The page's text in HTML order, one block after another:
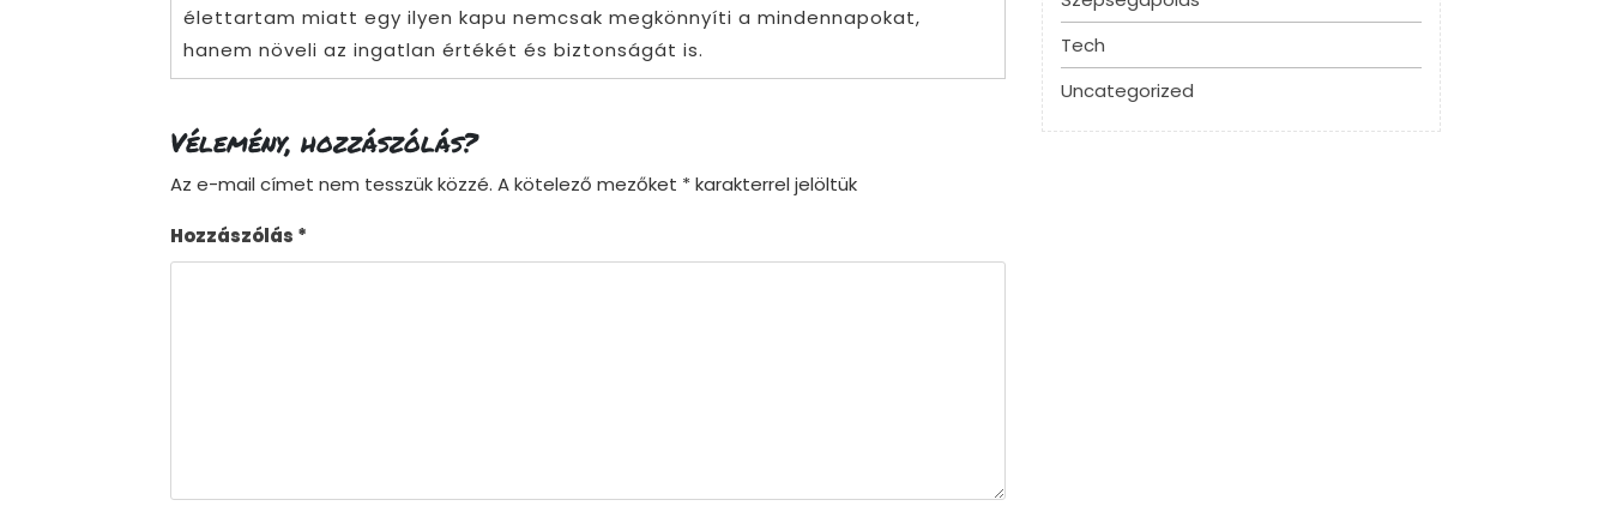
élettartam miatt egy ilyen kapu nemcsak megkönnyíti a mindennapokat,
hanem növeli az ingatlan értékét és biztonságát is.
Vélemény, hozzászólás?
Az e-mail címet nem tesszük közzé. A kötelező mezőket *karakterrel jelöltük
Hozzászólás *
Tech
Uncategorized